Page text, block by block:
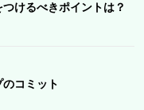
けるべきポイントは？
コミット